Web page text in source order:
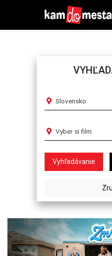
Slovensko
Vyber si film